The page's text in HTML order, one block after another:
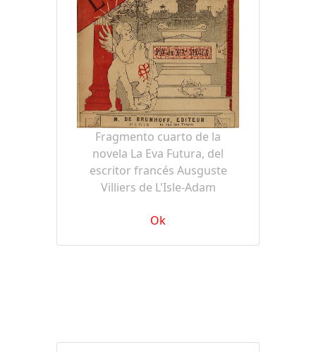
Fragmento cuarto de la
novela La Eva Futura, del
escritor francés Ausguste
Villiers de L'Isle-Adam
Ok